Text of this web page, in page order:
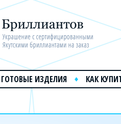
ГОТОВЫЕ ИЗДЕЛИЯ КАК